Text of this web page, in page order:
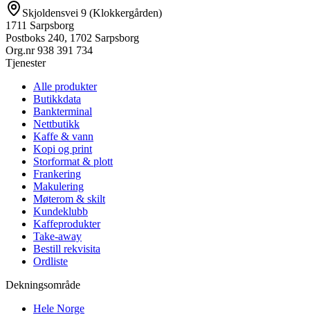
Skjoldensvei 9 (Klokkergården)
1711 Sarpsborg
Postboks 240, 1702 Sarpsborg
Org.nr938 391 734
Tjenester
Alle produkter
Butikkdata
Bankterminal
Nettbutikk
Kaffe & vann
Kopi og print
Storformat & plott
Frankering
Makulering
Møterom & skilt
Kundeklubb
Kaffeprodukter
Take-away
Bestill rekvisita
Ordliste
Dekningsområde
Hele Norge